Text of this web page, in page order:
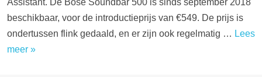
Assistant. De Bose Soundbar 500 is sinds september 2018
beschikbaar, voor de introductieprijs van €549. De prijs is
ondertussen flink gedaald, en er zijn ook regelmatig … Lees
meer »